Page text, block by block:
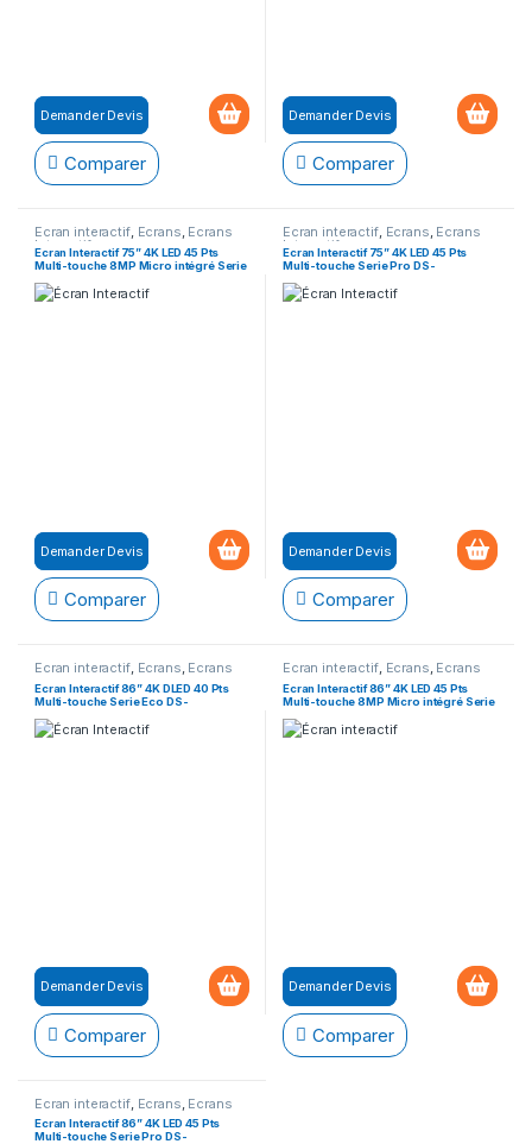
Demander Devis
Comparer
Demander Devis
Comparer
Ecran interactif, Ecrans, Ecrans
Interactifs
Ecran Interactif 75” 4K LED 45 Pts
Multi-touche 8MP Micro intégré Serie
Demander Devis
Comparer
Ecran interactif, Ecrans, Ecrans
Interactifs
Ecran Interactif 75” 4K LED 45 Pts
Multi-touche Serie Pro DS-
Demander Devis
Comparer
Ecran interactif, Ecrans, Ecrans
Interactifs
Ecran Interactif 86” 4K DLED 40 Pts
Multi-touche Serie Eco DS-
Demander Devis
Comparer
Ecran interactif, Ecrans, Ecrans
Interactifs
Ecran Interactif 86” 4K LED 45 Pts
Multi-touche 8MP Micro intégré Serie
Demander Devis
Comparer
Ecran interactif, Ecrans Ecrans
Interactifs
Ecran Interactif 86” 4K LED 45 Pts
Multi-touche Serie Pro DS-